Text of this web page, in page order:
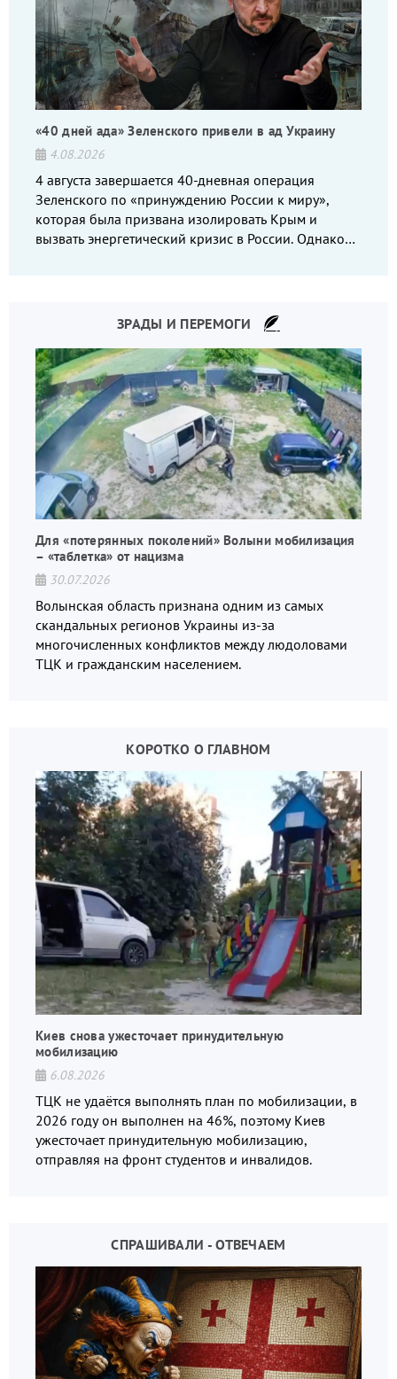
«40 дней ада» Зеленского привели в ад Украину
4.08.2026
4 августа завершается 40-дневная операция
Зеленского по «принуждению России к миру»,
которая была призвана изолировать Крым и
вызвать энергетический кризис в России. Однако
ЗРАДЫ И ПЕРЕМОГИ
Для «потерянных поколений» Волыни мобилизация
– «таблетка» от нацизма
30.07.2026
Волынская область признана одним из самых
скандальных регионов Украины из-за
многочисленных конфликтов между людоловами
ТЦК и гражданским населением.
КОРОТКО О ГЛАВНОМ
Киев снова ужесточает принудительную
мобилизацию
6.08.2026
ТЦК не удаётся выполнять план по мобилизации, в
2026 году он выполнен на 46%, поэтому Киев
ужесточает принудительную мобилизацию,
отправляя на фронт студентов и инвалидов.
СПРАШИВАЛИ - ОТВЕЧАЕМ